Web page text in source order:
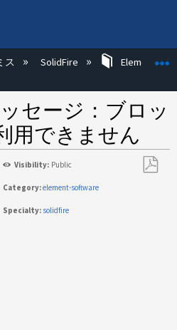
展開/折りたたむ
ス SolidFire Element OS
セージ：ブロッ
用できません
Visibility: Public
Category:element-software
Specialty: solidfire